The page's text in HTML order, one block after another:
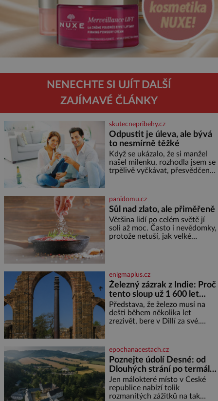
NENECHTE SI UJÍT DALŠÍ
ZAJÍMAVÉ ČLÁNKY
skutecnepribehy.cz
Odpustit je úleva, ale bývá
to nesmírně těžké
Když se ukázalo, že si manžel
našel milenku, rozhodla jsem se
trpělivě vyčkávat, přesvědčena,
nejtěžších věcí na světě. Ale
každý, kdo s tím má nějaké
zkušenosti, se zapřísahá, že
pokud odpustíte, znatelně se
vám uleví. Když se ke mně
doneslo, že si manžel pořídil
panidomu.cz
Sůl nad zlato, ale přiměřeně
Většina lidí po celém světě jí
soli až moc. Často i nevědomky,
protože netuší, jak velké
ani ne třetinovém množství, než
je pro většinu populace běžné.
Její základní složky– sodík a
chlór – jsou zásadní pro
správné hospodaření
enigmaplus.cz
Železný zázrak z Indie: Proč
tento sloup už 1 600 let
nezná rez?
Představa, že železo musí na
dešti během několika let
zrezivět, bere v Dillí za své.
železný sloup, který už přibližně
1 600 let odolává počasí
epochanacestach.cz
Poznejte údolí Desné: od
Dlouhých strání po termální
prameny
Jen málokteré místo v České
republice nabízí tolik
rozmanitých zážitků na tak